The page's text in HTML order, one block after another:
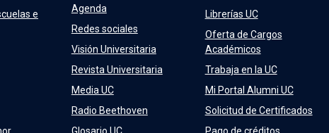
e
Agenda
Redes sociales
Visión Universitaria
Revista Universitaria
Media UC
Radio Beethoven
Librerías UC
Oferta de Cargos
Académicos
Trabaja en la UC
Mi Portal Alumni UC
Solicitud de Certificados